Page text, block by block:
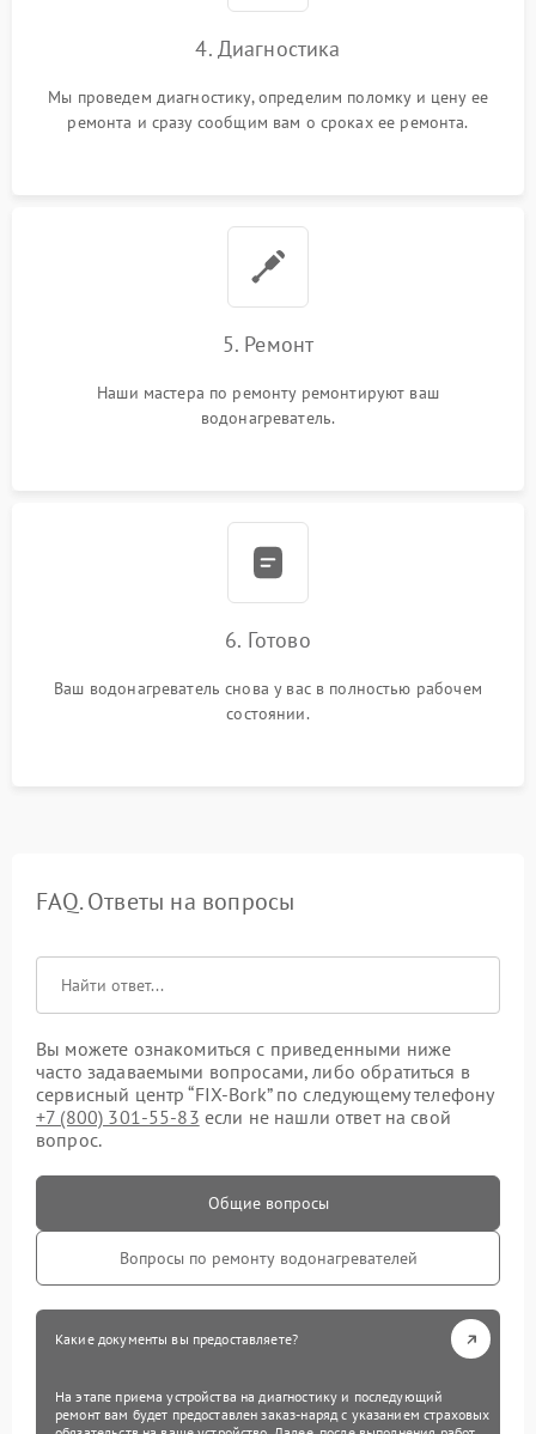
4. Диагностика
Мы проведем диагностику, определим поломку и цену ее
ремонта и сразу сообщим вам о сроках ее ремонта.
5. Ремонт
Наши мастера по ремонту ремонтируют ваш
водонагреватель.
6. Готово
Ваш водонагреватель снова у вас в полностью рабочем
состоянии.
FAQ. Ответы на вопросы
Вы можете ознакомиться с приведенными ниже
часто задаваемыми вопросами, либо обратиться в
сервисный центр “FIX-Bork” по следующему телефону
+7 (800) 301-55-83 если не нашли ответ на свой
вопрос.
Общие вопросы
Вопросы по ремонту водонагревателей
Какие документы вы предоставляете?
На этапе приема устройства на диагностику и последующий
ремонт вам будет предоставлен заказ-наряд с указанием страховых